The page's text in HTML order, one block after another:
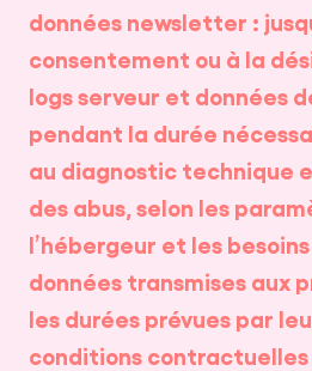
données newsletter :
consentement ou à la
logs serveur et données
pendant la durée
au diagnostic technique
des abus, selon les
l’hébergeur et les
données transmises aux
les durées prévues par
conditions